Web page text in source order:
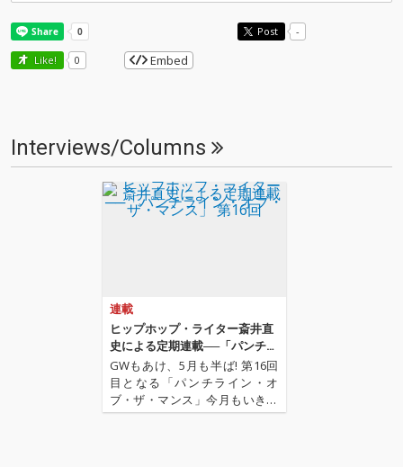
Post -
Like! 0 Embed
Interviews/Columns
連載
ヒップホップ・ライター斎井直
史による定期連載──「パンチラ
イン・オブ・ザ・マンス」 第16
回
GWもあけ、5月も半ば! 第16回
目となる「パンチライン・オ
ブ・ザ・マンス」今月もいきま
すよ! 先月は初の映画特集という